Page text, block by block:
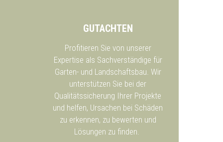
GUTACHTEN
Profitieren Sie von unserer
Expertise als Sachverständige für
Garten- und Landschaftsbau. Wir
unterstützen Sie bei der
Qualitätssicherung Ihrer Projekte
und helfen, Ursachen bei Schäden
zu erkennen, zu bewerten und
Lösungen zu finden.